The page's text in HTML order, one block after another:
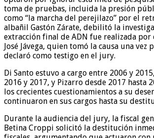
toma de pruebas, incluida la presión
como “la marcha del perejilazo” por el
albañil Gastón Zárate, debilitó la
extracción final de ADN fue realizada por
José Jávega, quien tomó la causa una vez
declaró como testigo en el jury.
Di Santo estuvo a cargo entre 2006 y
2016 y 2017, y Pizarro desde 2017 hasta
los crecientes cuestionamientos a su
continuaron en sus cargos hasta su
Durante la audiencia del jury, la fiscal
Betina Croppi solicitó la destitución